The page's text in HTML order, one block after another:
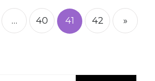
… 40 41 42 »